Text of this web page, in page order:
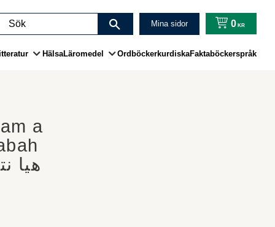
Mina sidor 0KR
HälsaLäromedel OrdböckerkurdiskaFaktaböckerspråk
a
هيا